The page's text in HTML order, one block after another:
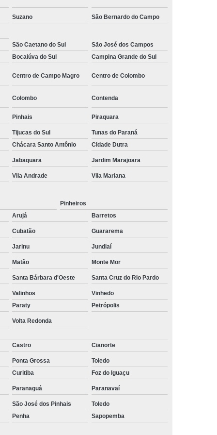
Segurança e Monitoramento
em Monitoramento
Empresa Terceirizada de Monitoramento
Paisagismo
Empresa de Paisagismo
Paisagismo e Jardinagem
Empresa de Paisagismo Terceirizado
em Paisagismo
em Paisagismo Predial
de Paisagismo
Empresa de Recrutamento e Seleção
e Seleção de Pessoas
e Seleção Mais Próximo de Mim
e Seleção Perto de Mim
e Seleção Próximo de Mim
Seleção e Recrutamento
em Recrutamento e Seleção
em Recrutamento e Seleção
Seleção
Empresa de Terceirização
Terceirização de Limpeza
de Mão de Obra
Terceirização de Portaria
Suzano São Bernardo do Campo
São Caetano do Sul
São José dos Campos
Bocaiúva do Sul Campina Grande do Sul
Centro de Campo Magro Centro de Colombo
Colombo Contenda
Pinhais Piraquara
Tijucas do Sul
Tunas do Paraná
Chácara Santo Antônio Cidade Dutra
Jabaquara Jardim Marajoara
Vila Andrade Vila Mariana
Pinheiros
Arujá Barretos
Cubatão Guararema
Jarinu Jundiaí
Matão Monte Mor
Santa Bárbara d'Oeste Santa Cruz do Rio Pardo
Valinhos
Vinhedo
Paraty Petrópolis
Volta Redonda
Castro Cianorte
Ponta Grossa
Toledo
Curitiba Foz do Iguaçu
Paranaguá Paranavaí
São José dos Pinhais
Toledo
Penha Sapopemba